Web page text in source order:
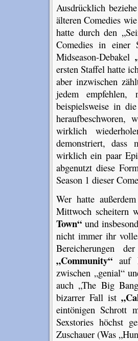
Ausdrücklich
älteren Comedies
hatte durch den
Comedies in einer
Midseason-Debakel
ersten Staffel hatte
aber inzwischen
jedem
beispielsweise in
wirklich
demonstriert, dass
wirklich ein paar
abgenutzt diese
Season 1 dieser
Wer hatte
Mittwoch scheitern
Town“und
nicht immer ihr
Bereicherungen
„Community“auf
zwischen „genial“
auch „The Big
bizarrer Fall ist
eintönigen Schrott
Sexstories höchst
Zuschauer (Was